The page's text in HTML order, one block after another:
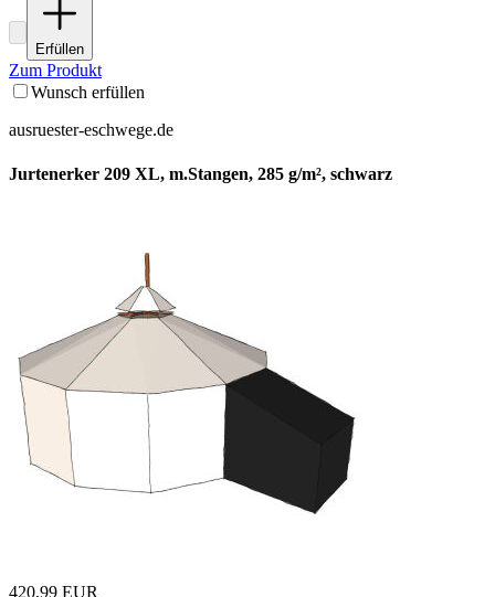
Erfüllen
Zum Produkt
Wunsch erfüllen
ausruester-eschwege.de
Jurtenerker 209 XL, m.Stangen, 285 g/m², schwarz
420,99 EUR